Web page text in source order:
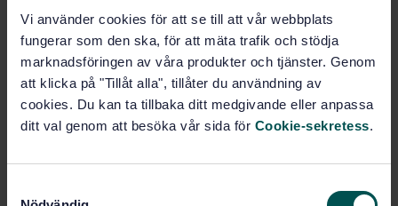
Vi använder cookies för att se till att vår webbplats
fungerar som den ska, för att mäta trafik och stödja
marknadsföringen av våra produkter och tjänster. Genom
att klicka på "Tillåt alla", tillåter du användning av
cookies. Du kan ta tillbaka ditt medgivande eller anpassa
ditt val genom att besöka vår sida för Cookie-sekretess.
Fler alternativ
Produktinformation
Språk: Engelska
offentlig miljö, SIS/TK 391/AG 03
Office furniture - Work